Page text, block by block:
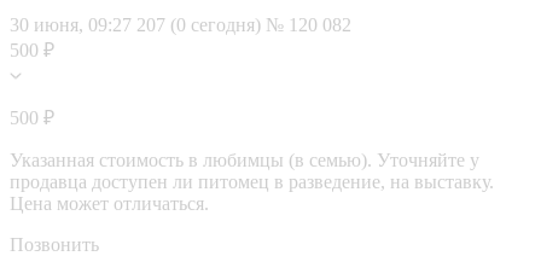
30 июня, 09:27 207 (0 сегодня) № 120 082
500 ₽
500 ₽
Указанная стоимость в любимцы (в семью). Уточняйте у
продавца доступен ли питомец в разведение, на выставку.
Цена может отличаться.
Позвонить